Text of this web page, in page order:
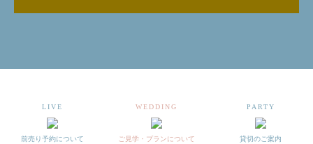
LIVE
前売り予約について
WEDDING
ご見学・プランについて
PARTY
貸切のご案内